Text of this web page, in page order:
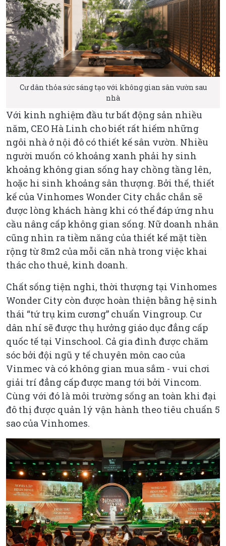
Cư dân thỏa sức sáng tạo với không gian sân vườn sau
nhà
Với kinh nghiệm đầu tư bất động sản nhiều
năm, CEO Hà Linh cho biết rất hiếm những
ngôi nhà ở nội đô có thiết kế sân vườn. Nhiều
người muốn có khoảng xanh phải hy sinh
khoảng không gian sống hay chồng tầng lên,
hoặc hi sinh khoảng sân thượng. Bởi thế, thiết
kế của Vinhomes Wonder City chắc chắn sẽ
được lòng khách hàng khi có thể đáp ứng nhu
cầu nâng cấp không gian sống. Nữ doanh nhân
cũng nhìn ra tiềm năng của thiết kế mặt tiền
rộng từ 8m2 của mỗi căn nhà trong việc khai
thác cho thuê, kinh doanh.
Chất sống tiện nghi, thời thượng tại Vinhomes
Wonder City còn được hoàn thiện bằng hệ sinh
thái “tứ trụ kim cương” chuẩn Vingroup. Cư
dân nhí sẽ được thụ hưởng giáo dục đẳng cấp
quốc tế tại Vinschool. Cả gia đình được chăm
sóc bởi đội ngũ y tế chuyên môn cao của
Vinmec và có không gian mua sắm - vui chơi
giải trí đẳng cấp được mang tới bởi Vincom.
Cùng với đó là môi trường sống an toàn khi đại
đô thị được quản lý vận hành theo tiêu chuẩn 5
sao của Vinhomes.